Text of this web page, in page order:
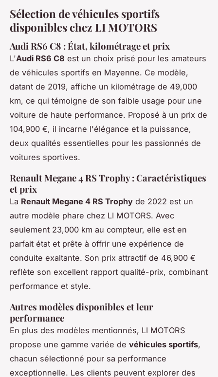
Sélection de véhicules sportifs
disponibles chez LI MOTORS
Audi RS6 C8 : État, kilométrage et prix
L'Audi RS6 C8 est un choix prisé pour les amateurs
de véhicules sportifs en Mayenne. Ce modèle,
datant de 2019, affiche un kilométrage de 49,000
km, ce qui témoigne de son faible usage pour une
voiture de haute performance. Proposé à un prix de
104,900 €, il incarne l'élégance et la puissance,
deux qualités essentielles pour les passionnés de
voitures sportives.
Renault Megane 4 RS Trophy : Caractéristiques
et prix
La Renault Megane 4 RS Trophy de 2022 est un
autre modèle phare chez LI MOTORS. Avec
seulement 23,000 km au compteur, elle est en
parfait état et prête à offrir une expérience de
conduite exaltante. Son prix attractif de 46,900 €
reflète son excellent rapport qualité-prix, combinant
performance et style.
Autres modèles disponibles et leur
performance
En plus des modèles mentionnés, LI MOTORS
propose une gamme variée de véhicules sportifs,
chacun sélectionné pour sa performance
exceptionnelle. Les clients peuvent explorer des